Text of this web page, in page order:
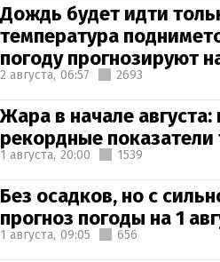
Дождь будет идти
температура
погоду прогнозируют
2 августа, 06:57 2693
Жара в начале августа:
рекордные
1 августа, 20:00 1539
Без осадков, но с
прогноз погоды на 1
1 августа, 09:05 656